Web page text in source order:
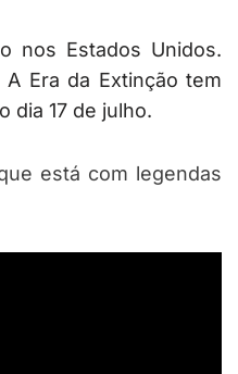
nos Estados Unidos.
Era da Extinção tem
dia 17 de julho.
está com legendas